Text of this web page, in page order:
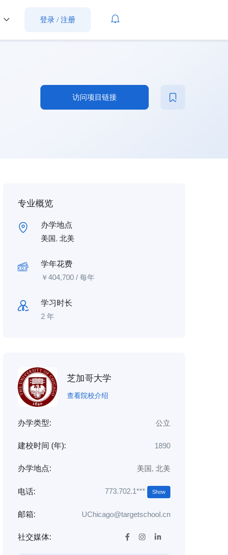
登录 / 注册
访问项目链接
专业概览
办学地点
美国, 北美
学年花费
￥404,700 / 每年
学习时长
2 年
芝加哥大学
查看院校介绍
办学类型: 公立
建校时间 (年): 1890
办学地点: 美国, 北美
电话: 773.702.1*** Show
邮箱: UChicago@targetschool.cn
社交媒体: